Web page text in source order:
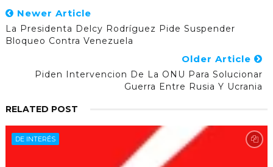
Newer Article
La Presidenta Delcy Rodríguez Pide Suspender
Bloqueo Contra Venezuela
Older Article
Piden Intervencion De La ONU Para Solucionar
Guerra Entre Rusia Y Ucrania
RELATED POST
DE INTERÉS